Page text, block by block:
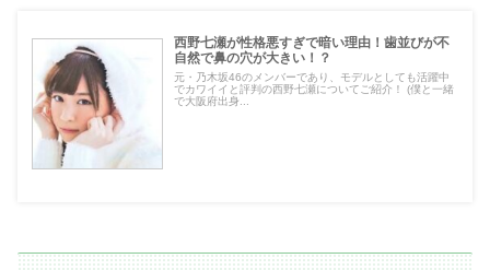
西野七瀬が性格悪すぎで暗い理由！歯並びが不
自然で鼻の穴が大きい！？
元・乃木坂46のメンバーであり、モデルとしても活躍中
でカワイイと評判の西野七瀬についてご紹介！ (僕と一緒
で大阪府出身...